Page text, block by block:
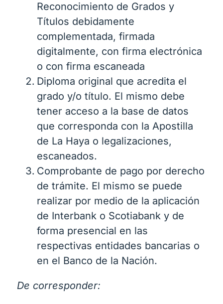
Reconocimiento de Grados y
Títulos debidamente
complementada, firmada
digitalmente, con firma electrónica
o con firma escaneada
Diploma original que acredita el
grado y/o título. El mismo debe
tener acceso a la base de datos
que corresponda con la Apostilla
de La Haya o legalizaciones,
escaneados.
Comprobante de pago por derecho
de trámite. El mismo se puede
realizar por medio de la aplicación
de Interbank o Scotiabank y de
forma presencial en las
respectivas entidades bancarias o
en el Banco de la Nación.
De corresponder: